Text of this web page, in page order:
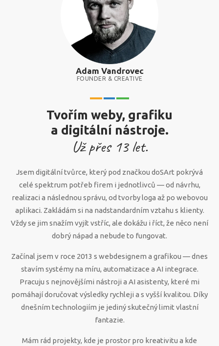
Adam Vandrovec
FOUNDER & CREATIVE
Tvořím weby, grafiku
a digitální nástroje.
Už přes 13let.
Jsem digitální tvůrce, který pod značkou doSArt pokrývá
celé spektrum potřeb firem i jednotlivců — od návrhu,
realizaci a následnou správu, od tvorby loga až po webovou
aplikaci. Zakládám si na nadstandardním vztahu s klienty.
Vždy se jim snažím vyjít vstříc, ale dokážu i říct, že něco není
dobrý nápad a nebude to fungovat.
Začínal jsem v roce 2013 s webdesignem a grafikou — dnes
stavím systémy na míru, automatizace a AI integrace.
Pracuju s nejnovějšími nástroji a AI asistenty, které mi
pomáhají doručovat výsledky rychleji a s vyšší kvalitou. Díky
dnešním technologiím je jediný skutečný limit vlastní
fantazie.
Mám rád projekty, kde je prostor pro kreativitu a kde